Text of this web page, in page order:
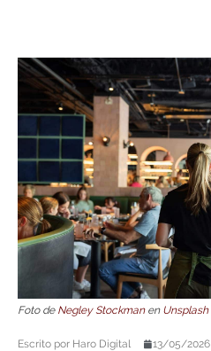
Foto de Negley Stockmanen Unsplash
Escrito por Haro Digital 13/05/2026